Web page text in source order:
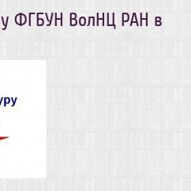
ФГБУН ВолНЦ РАН в